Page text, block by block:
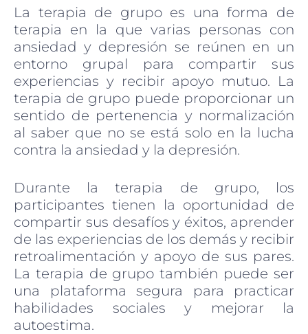
La terapia de grupo es una forma de
terapia en la que varias personas con
ansiedad y depresión se reúnen en un
entorno grupal para compartir sus
experiencias y recibir apoyo mutuo. La
terapia de grupo puede proporcionar un
sentido de pertenencia y normalización
al saber que no se está solo en la lucha
contra la ansiedad y la depresión.
Durante la terapia de grupo, los
participantes tienen la oportunidad de
compartir sus desafíos y éxitos, aprender
de las experiencias de los demás y recibir
retroalimentación y apoyo de sus pares.
La terapia de grupo también puede ser
una plataforma segura para practicar
habilidades sociales y mejorar la
autoestima.